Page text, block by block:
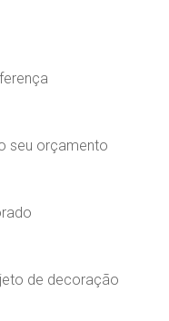
seu orçamento
de decoração